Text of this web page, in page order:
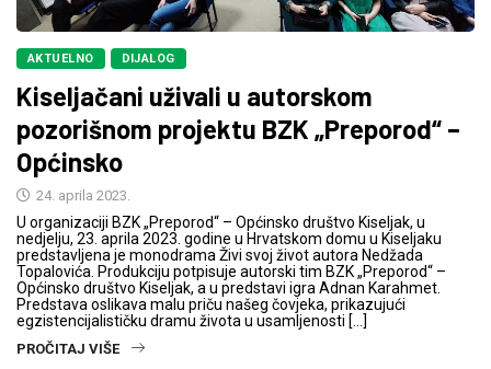
AKTUELNO DIJALOG
Kiseljačani uživali u autorskom
pozorišnom projektu BZK „Preporod“ –
Općinsko
24. aprila 2023.
U organizaciji BZK „Preporod“ – Općinsko društvo Kiseljak, u
nedjelju, 23. aprila 2023. godine u Hrvatskom domu u Kiseljaku
predstavljena je monodrama Živi svoj život autora Nedžada
Topalovića. Produkciju potpisuje autorski tim BZK „Preporod“ –
Općinsko društvo Kiseljak, a u predstavi igra Adnan Karahmet.
Predstava oslikava malu priču našeg čovjeka, prikazujući
egzistencijalističku dramu života u usamljenosti […]
PROČITAJ VIŠE